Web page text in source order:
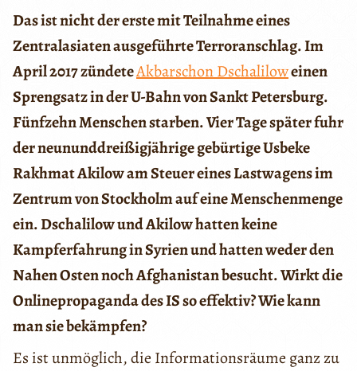
Das ist nicht der erste mit Teilnahme eines
Zentralasiaten ausgeführte Terroranschlag. Im
April 2017 zündeteAkbarschon Dschaliloweinen
Sprengsatz in der U-Bahn von Sankt Petersburg.
Fünfzehn Menschen starben. Vier Tage später fuhr
der neununddreißigjährige gebürtige Usbeke
Rakhmat Akilow am Steuer eines Lastwagensim
Zentrum von Stockholm auf eine Menschenmenge
ein. Dschalilow und Akilow hatten keine
Kampferfahrung in Syrien und hatten weder den
Nahen Osten noch Afghanistan besucht. Wirkt die
Onlinepropaganda des IS so effektiv? Wie kann
man sie bekämpfen?
Es ist unmöglich, die Informationsräume ganz zu